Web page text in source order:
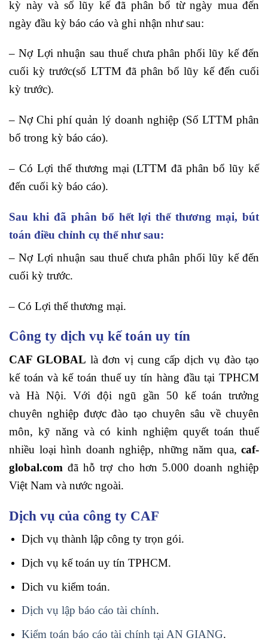
kỳ này và số lũy kế đã phân bổ từ ngày mua đến
ngày đầu kỳ báo cáo và ghi nhận như sau:
– Nợ Lợi nhuận sau thuế chưa phân phối lũy kế đến
cuối kỳ trước(số LTTM đã phân bổ lũy kế đến cuối
kỳ trước).
– Nợ Chi phí quản lý doanh nghiệp (Số LTTM phân
bổ trong kỳ báo cáo).
– Có Lợi thế thương mại (LTTM đã phân bổ lũy kế
đến cuối kỳ báo cáo).
Sau khi đã phân bổ hết lợi thế thương mại, bút
toán điều chỉnh cụ thể như sau:
– Nợ Lợi nhuận sau thuế chưa phân phối lũy kế đến
cuối kỳ trước.
– Có Lợi thế thương mại.
Công ty dịch vụ kế toán uy tín
CAF GLOBAL là đơn vị cung cấp dịch vụ đào tạo
kế toán và kế toán thuế uy tín hàng đầu tại TPHCM
và Hà Nội. Với đội ngũ gần 50 kế toán trưởng
chuyên nghiệp được đào tạo chuyên sâu về chuyên
môn, kỹ năng và có kinh nghiệm quyết toán thuế
nhiều loại hình doanh nghiệp, những năm qua, caf-
global.com đã hỗ trợ cho hơn 5.000 doanh nghiệp
Việt Nam và nước ngoài.
Dịch vụ của công ty CAF
Dịch vụ thành lập công ty trọn gói.
Dịch vụ kế toán uy tín TPHCM.
Dich vu kiểm toán.
Dịch vụ lập báo cáo tài chính.
Kiểm toán báo cáo tài chính tại AN GIANG.